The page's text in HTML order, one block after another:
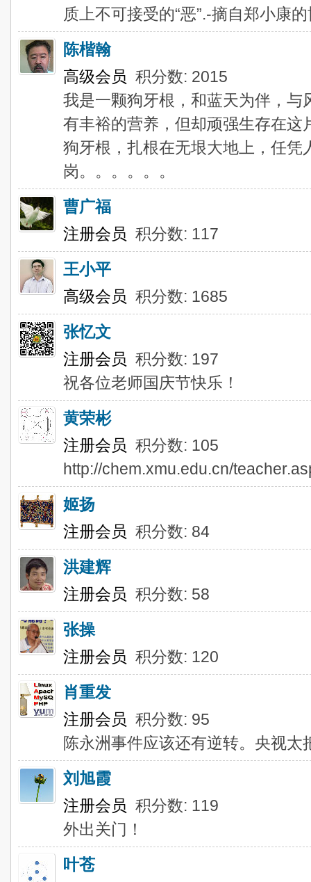
质上不可接受的“恶”.-摘自郑小康
陈楷翰
高级会员 积分数: 2015
我是一颗狗牙根，和蓝天为伴，
有丰裕的营养，但却顽强生存在
狗牙根，扎根在无垠大地上，任凭
岗。。。。。。
曹广福
注册会员 积分数: 117
王小平
高级会员 积分数: 1685
张忆文
注册会员 积分数: 197
祝各位老师国庆节快乐！
黄荣彬
注册会员 积分数: 105
http://chem.xmu.edu.cn/
姬扬
注册会员 积分数: 84
洪建辉
注册会员 积分数: 58
张操
注册会员 积分数: 120
肖重发
注册会员 积分数: 95
陈永洲事件应该还有逆转。央视太
刘旭霞
注册会员 积分数: 119
外出关门！
叶苍